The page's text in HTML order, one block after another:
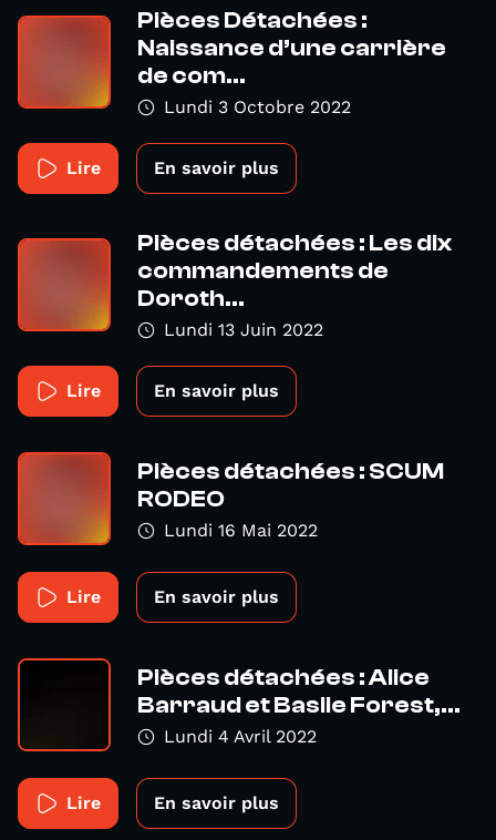
Pièces Détachées :
Naissance d’une carrière
de com...
Lundi 3 Octobre 2022
Lire En savoir plus
Pièces détachées : Les dix
commandements de
Doroth...
Lundi 13 Juin 2022
Lire En savoir plus
Pièces détachées : SCUM
RODEO
Lundi 16 Mai 2022
Lire En savoir plus
Pièces détachées : Alice
Barraud et Basile Forest,...
Lundi 4 Avril 2022
Lire En savoir plus